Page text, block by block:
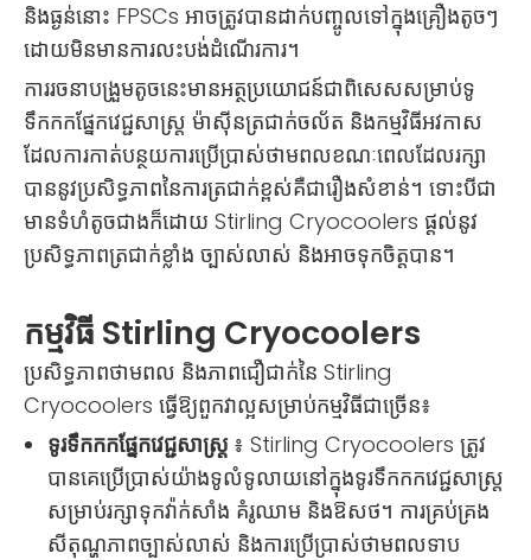
និងធ្ងន់នោះ FPSCs អាចត្រូវបានដាក់បញ្ចូលទៅក្នុងគ្រឿងតូចៗ
ដោយមិនមានការលះបង់ដំណើរការ។
ការរចនាបង្រួមតូចនេះមានអត្ថប្រយោជន៍ជាពិសេសសម្រាប់ទូ
ទឹកកកផ្នែកវេជ្ជសាស្រ្ត ម៉ាស៊ីនត្រជាក់ចល័ត និងកម្មវិធីអវកាស
ដែលការកាត់បន្ថយការប្រើប្រាស់ថាមពលខណៈពេលដែលរក្សា
បាននូវប្រសិទ្ធភាពនៃការត្រជាក់ខ្ពស់គឺជារឿងសំខាន់។ ទោះបីជា
មានទំហំតូចជាងក៏ដោយ Stirling Cryocoolers ផ្តល់នូវ
ប្រសិទ្ធភាពត្រជាក់ខ្លាំង ច្បាស់លាស់ និងអាចទុកចិត្តបាន។
កម្មវិធី Stirling Cryocoolers
ប្រសិទ្ធភាពថាមពល និងភាពជឿជាក់នៃ Stirling
Cryocoolers ធ្វើឱ្យពួកវាល្អសម្រាប់កម្មវិធីជាច្រើន៖
ទូរទឹកកកផ្នែកវេជ្ជសាស្រ្ត ៖ Stirling Cryocoolers ត្រូវ
បានគេប្រើប្រាស់យ៉ាងទូលំទូលាយនៅក្នុងទូរទឹកកកវេជ្ជសាស្រ្ត
សម្រាប់រក្សាទុកវ៉ាក់សាំង គំរូឈាម និងឱសថ។ ការគ្រប់គ្រង
សីតុណ្ហភាពច្បាស់លាស់ និងការប្រើប្រាស់ថាមពលទាប